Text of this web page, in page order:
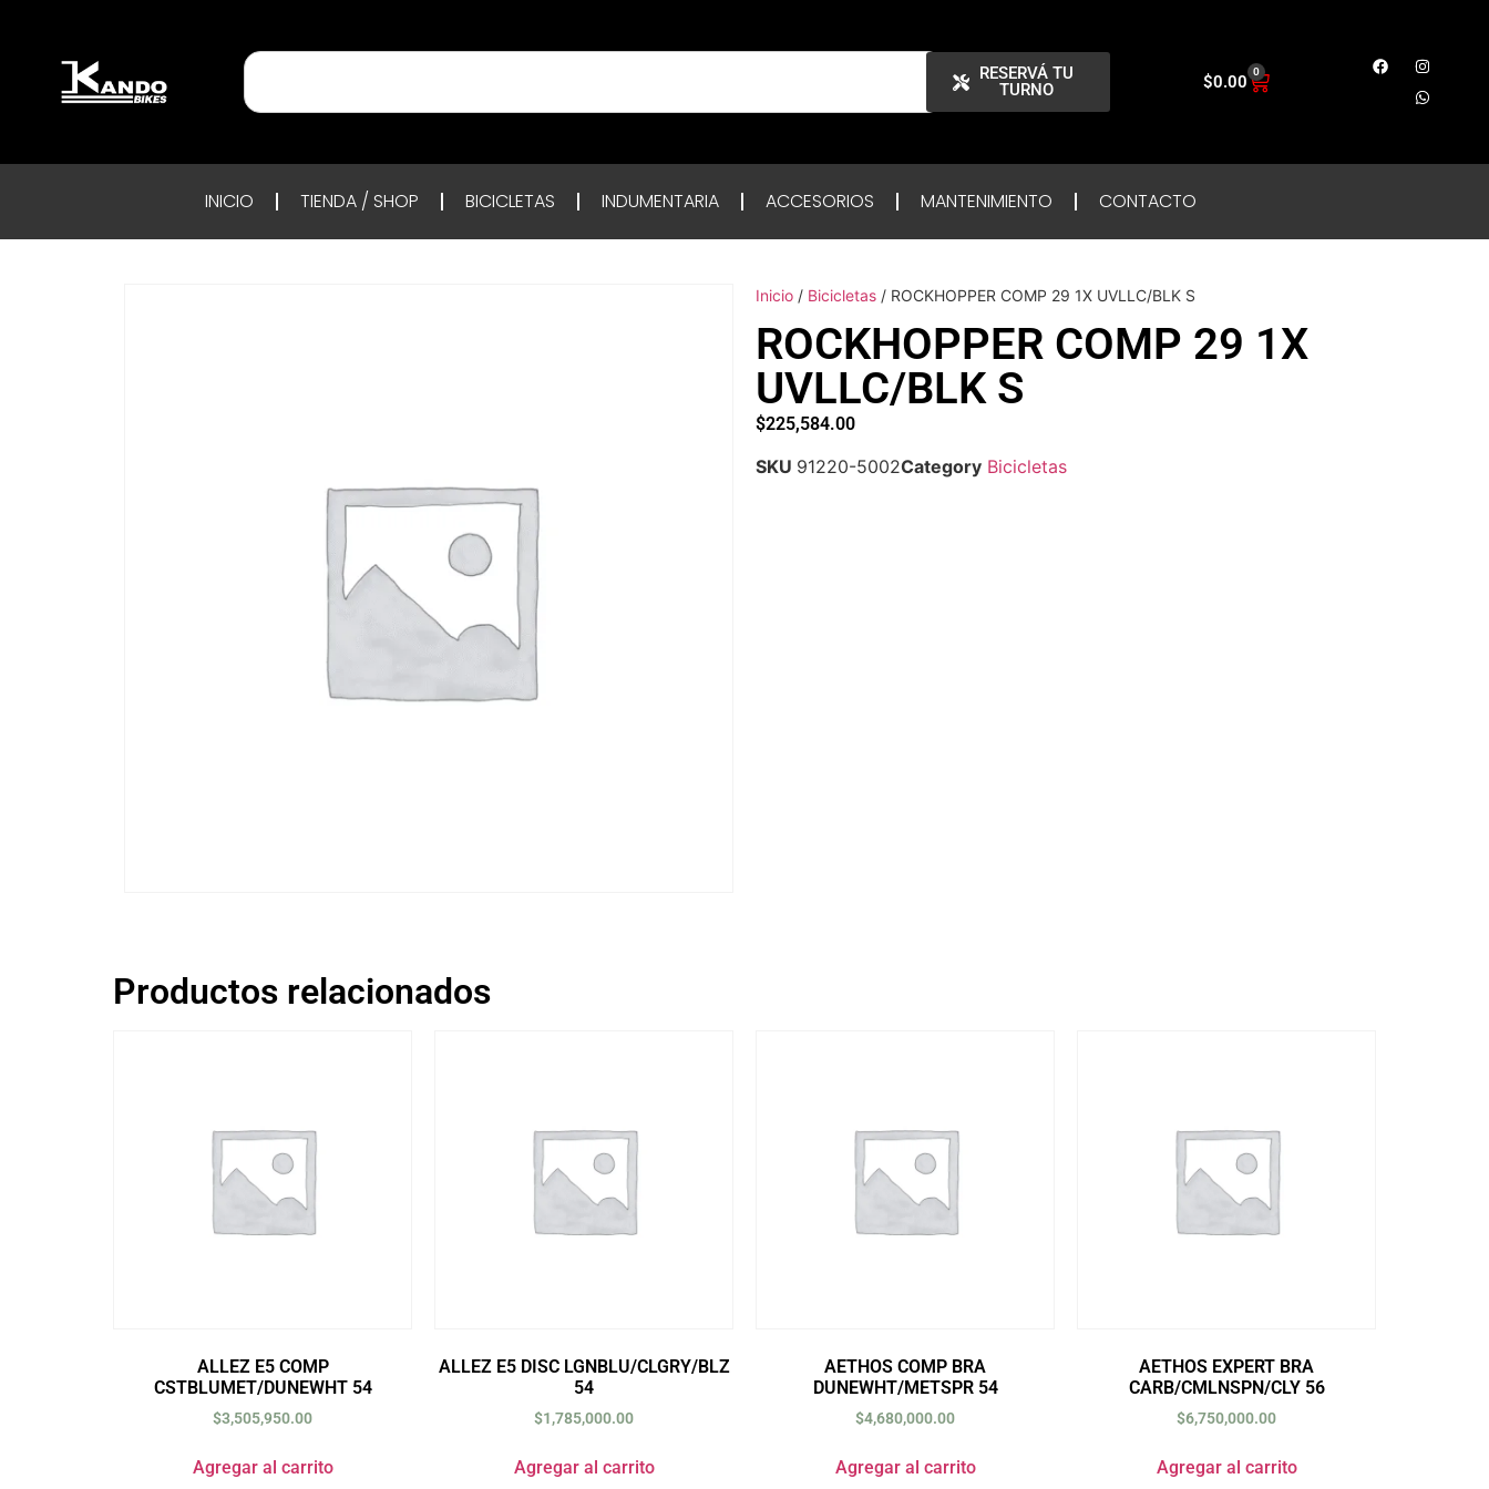
RESERVÁ TU
TURNO
$0.00 0
INICIO TIENDA / SHOP BICICLETAS INDUMENTARIA ACCESORIOS MANTENIMIENTO CONTACTO
Inicio / Bicicletas / ROCKHOPPER COMP 29 1X UVLLC/BLK S
ROCKHOPPER COMP 29 1X
UVLLC/BLK S
$225,584.00
SKU 91220-5002Category Bicicletas
Productos relacionados
ALLEZ E5 COMP
CSTBLUMET/DUNEWHT 54
$3,505,950.00
Agregar al carrito
ALLEZ E5 DISC LGNBLU/CLGRY/BLZ
54
$1,785,000.00
Agregar al carrito
AETHOS COMP BRA
DUNEWHT/METSPR 54
$4,680,000.00
Agregar al carrito
AETHOS EXPERT BRA
CARB/CMLNSPN/CLY 56
$6,750,000.00
Agregar al carrito